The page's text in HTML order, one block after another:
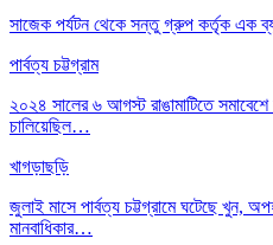
সাজেক পর্যটন থেকে সন্তু গ্রুপ কর্তৃক এক
পার্বত্য চট্টগ্রাম
২০২৪ সালের ৬ আগস্ট রাঙামাটিতে
চালিয়েছিল…
খাগড়াছড়ি
জুলাই মাসে পার্বত্য চট্টগ্রামে ঘটেছে খুন,
মানবাধিকার…